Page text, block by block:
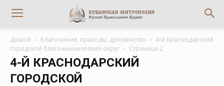
Домой Благочиния, приходы, духовенство
4-й Краснодарский
городской благочиннический округ
Страница 2
4-Й КРАСНОДАРСКИЙ
ГОРОДСКОЙ